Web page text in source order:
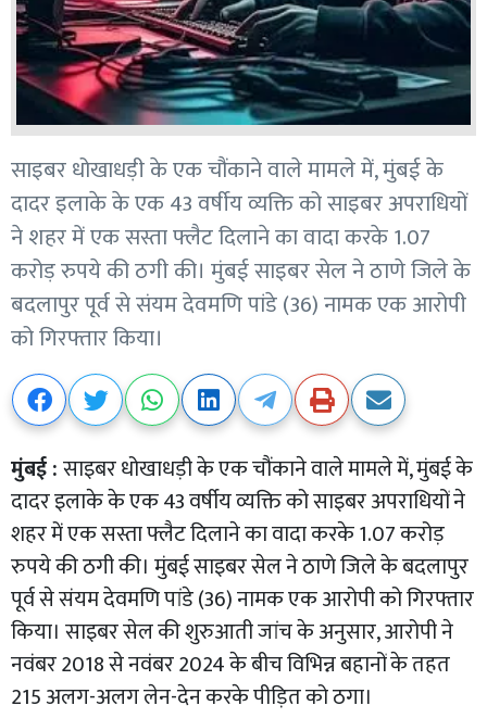
साइबर धोखाधड़ी के एक चौंकाने वाले मामले में, मुंबई के
दादर इलाके के एक 43 वर्षीय व्यक्ति को साइबर अपराधियों
ने शहर में एक सस्ता फ्लैट दिलाने का वादा करके 1.07
करोड़ रुपये की ठगी की। मुंबई साइबर सेल ने ठाणे जिले के
बदलापुर पूर्व से संयम देवमणि पांडे (36) नामक एक आरोपी
को गिरफ्तार किया।
मुंबई :साइबर धोखाधड़ी के एक चौंकाने वाले मामले में, मुंबई के
दादर इलाके के एक 43 वर्षीय व्यक्ति को साइबर अपराधियों ने
शहर में एक सस्ता फ्लैट दिलाने का वादा करके 1.07 करोड़
रुपये की ठगी की। मुंबई साइबर सेल ने ठाणे जिले के बदलापुर
पूर्व से संयम देवमणि पांडे (36) नामक एक आरोपी को गिरफ्तार
किया। साइबर सेल की शुरुआती जांच के अनुसार, आरोपी ने
नवंबर 2018 से नवंबर 2024 के बीच विभिन्न बहानों के तहत
215 अलग-अलग लेन-देन करके पीड़ित को ठगा।